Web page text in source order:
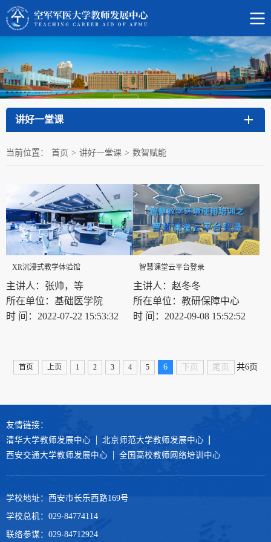
讲好一堂课
当前位置： 首页 > 讲好一堂课 > 数智赋能
XR沉浸式教学体验馆
主讲人：张帅，等
所在单位：基础医学院
时 间：2022-07-22 15:53:32
智慧课堂云平台登录
主讲人：赵冬冬
所在单位：教研保障中心
时 间：2022-09-08 15:52:52
首页 上页 1 2 3 4 5 6 下页 尾页 共6页
友情链接：
清华大学教师发展中心
北京师范大学教师发展中心
西安交通大学教师发展中心
全国高校教师网络培训中心
学校地址：西安市长乐西路169号
学校总机：029-84774114
联络参谋：029-84712924